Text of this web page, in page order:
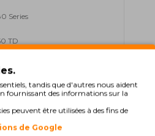
Series
TD
W
NW
tandis que d'autres nous aident
fournissant des informations sur la
peuvent être utilisées à des fins de
de Google